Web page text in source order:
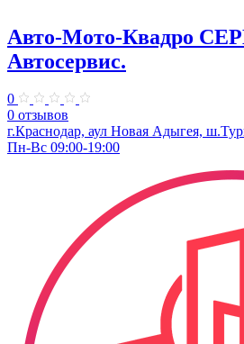
Авто-Мото-Квадро
Автосервис.
0
0 отзывов
г.Краснодар, аул Новая Адыгея,
Пн-Вс 09:00-19:00